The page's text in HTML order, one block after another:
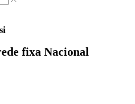
fixa Nacional